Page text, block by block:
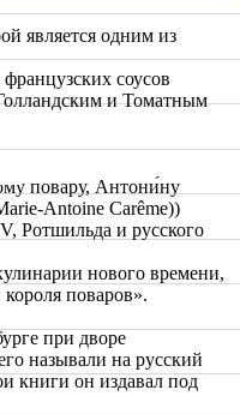
является одним из
соусов
и Томатным
повару, Антони́ну
Antoine Carême))
Ротшильда и русского
нового времени,
поваров».
при дворе
называли на русский
книги он издавал под